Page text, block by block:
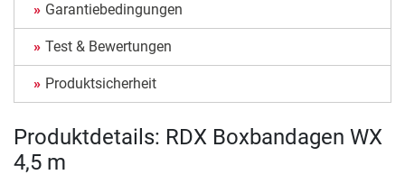
Garantiebedingungen
Test & Bewertungen
Produktsicherheit
Produktdetails: RDX Boxbandagen WX
4,5 m